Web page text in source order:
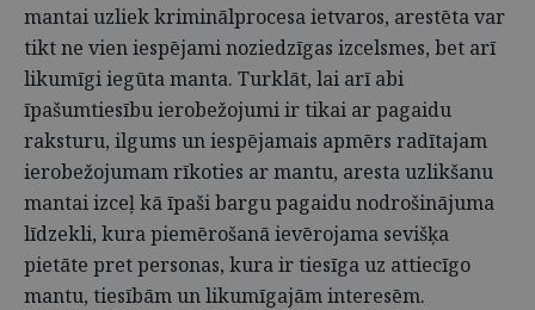
mantai uzliek kriminālprocesa ietvaros, arestēta var
tikt ne vien iespējami noziedzīgas izcelsmes, bet arī
likumīgi iegūta manta. Turklāt, lai arī abi
īpašumtiesību ierobežojumi ir tikai ar pagaidu
raksturu, ilgums un iespējamais apmērs radītajam
ierobežojumam rīkoties ar mantu, aresta uzlikšanu
mantai izceļ kā īpaši bargu pagaidu nodrošinājuma
līdzekli, kura piemērošanā ievērojama sevišķa
pietāte pret personas, kura ir tiesīga uz attiecīgo
mantu, tiesībām un likumīgajām interesēm.